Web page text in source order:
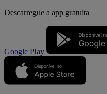
Descarregue a app gratuita
Google Play